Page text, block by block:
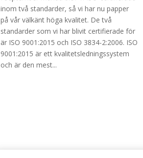
inom två standarder, så vi har nu papper
på vår välkänt höga kvalitet. De två
standarder som vi har blivit certifierade för
är ISO 9001:2015 och ISO 3834-2:2006. ISO
9001:2015 är ett kvalitetsledningssystem
och är den mest...